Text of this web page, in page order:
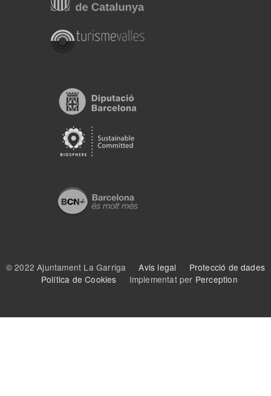
© 2022 Ajuntament La GarrigaAvis legal
Protecció de dades
Política de Cookies Implementat per Perception